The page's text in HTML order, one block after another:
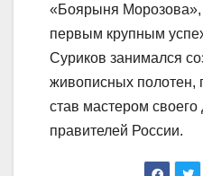
«Боярыня Морозова»,
первым крупным
Суриков занимался
живописных полотен,
став мастером
правителей России.